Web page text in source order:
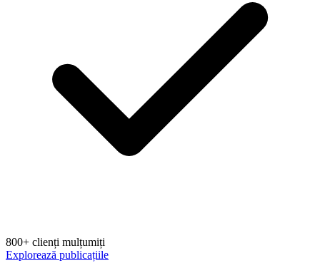
800+ clienți mulțumiți
Explorează publicațiile